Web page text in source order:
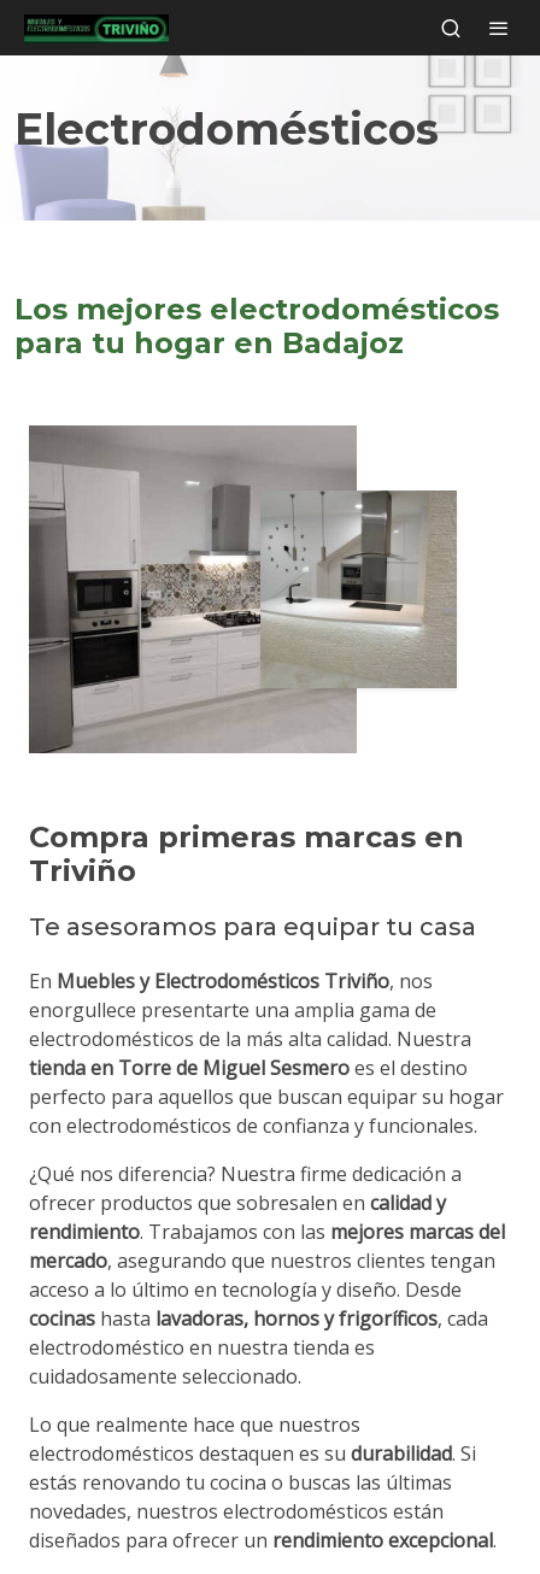
Electrodomésticos
Los mejores electrodomésticos
para tu hogar en Badajoz
Compra primeras marcas en
Triviño
Te asesoramos para equipar tu casa
En Muebles y Electrodomésticos Triviño, nos
enorgullece presentarte una amplia gama de
electrodomésticos de la más alta calidad. Nuestra
tienda en Torre de Miguel Sesmeroes el destino
perfecto para aquellos que buscan equipar su hogar
con electrodomésticos de confianza y funcionales.
¿Qué nos diferencia? Nuestra firme dedicación a
ofrecer productos que sobresalen en calidad y
rendimiento. Trabajamos con las mejores marcas del
mercado, asegurando que nuestros clientes tengan
acceso a lo último en tecnología y diseño. Desde
cocinas hasta lavadoras, hornos y frigoríficos, cada
electrodoméstico en nuestra tienda es
cuidadosamente seleccionado.
Lo que realmente hace que nuestros
electrodomésticos destaquen es su durabilidad. Si
estás renovando tu cocina o buscas las últimas
novedades, nuestros electrodomésticos están
diseñados para ofrecer un rendimiento excepcional.